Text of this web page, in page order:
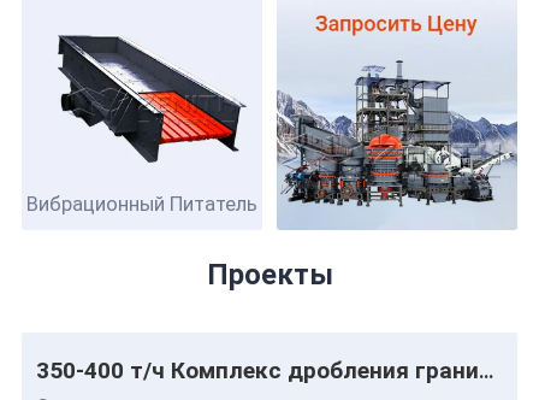
Вибрационный Питатель
Проекты
350-400 т/ч Комплекс дробления гранита